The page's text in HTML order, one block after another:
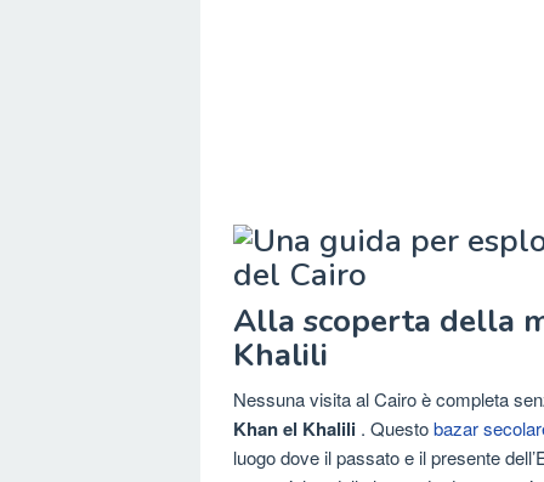
Alla scoperta della
Khalili
Nessuna visita al Cairo è completa
Khan el Khalili . Questobazar
luogo dove il passato e il presente